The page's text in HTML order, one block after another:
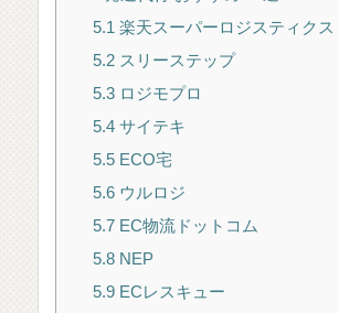
5.1 楽天スーパーロジスティクス
5.2スリーステップ
5.3ロジモプロ
5.4サイテキ
5.5ECO宅
5.6ウルロジ
5.7EC物流ドットコム
5.8NEP
5.9ECレスキュー